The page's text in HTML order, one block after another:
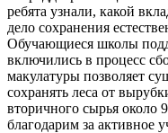
ребята узнали, какой
дело сохранения
Обучающиеся школы
включились в процесс
макулатуры позволяет
сохранять леса от
вторичного сырья около
благодарим за активное